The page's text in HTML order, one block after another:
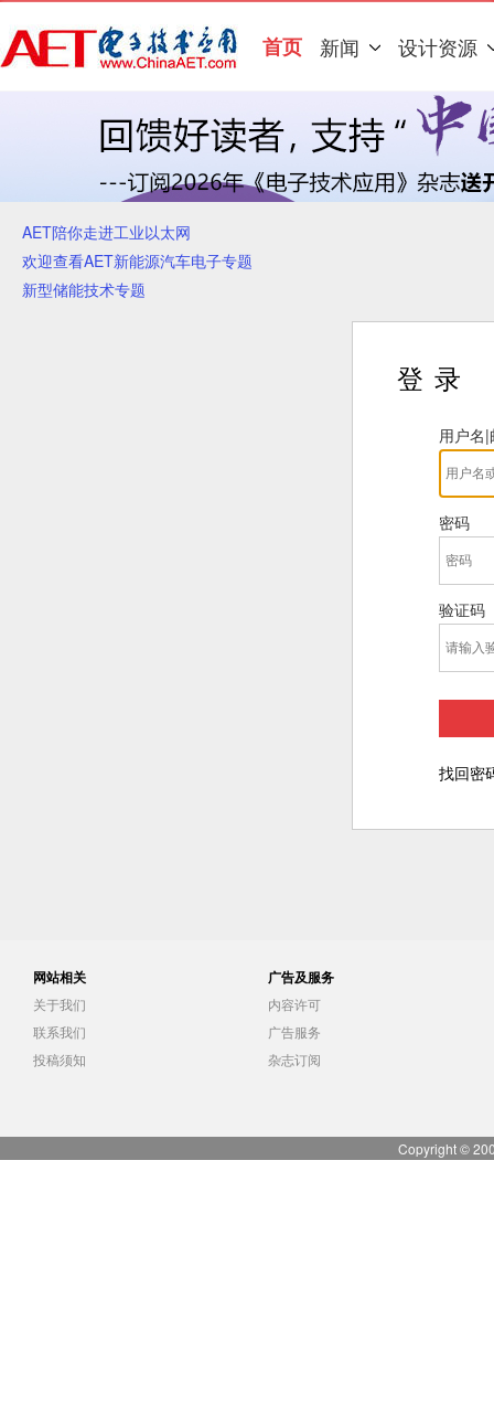
首页 新闻 设计资源
AET陪你走进工业以太网
欢迎查看AET新能源汽车电子专题
新型储能技术专题
登录
用户名|
密码
验证码
找回密
网站相关
关于我们
联系我们
投稿须知
广告及服务
内容许可
广告服务
杂志订阅
Copyright ©